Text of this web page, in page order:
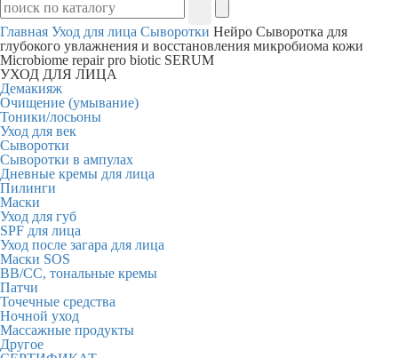
Главная Уход для лица Сыворотки Нейро Сыворотка для
глубокого увлажнения и восстановления микробиома кожи
Microbiome repair pro biotic SERUM
УХОД ДЛЯ ЛИЦА
Демакияж
Очищение (умывание)
Тоники/лосьоны
Уход для век
Сыворотки
Сыворотки в ампулах
Дневные кремы для лица
Пилинги
Маски
Уход для губ
SPF для лица
Уход после загара для лица
Маски SOS
BB/CC, тональные кремы
Патчи
Точечные средства
Ночной уход
Массажные продукты
Другое